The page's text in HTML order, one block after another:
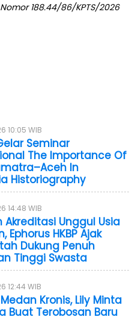
188.44/86/KPTS/2026
10:05 WIB
Seminar
The Importance Of
In
Historiography
14:48 WIB
Akreditasi Unggul Usia
Ephorus HKBP Ajak
Dukung Penuh
Tinggi Swasta
12:44 WIB
Kronis, Lily Minta
Buat Terobosan Baru